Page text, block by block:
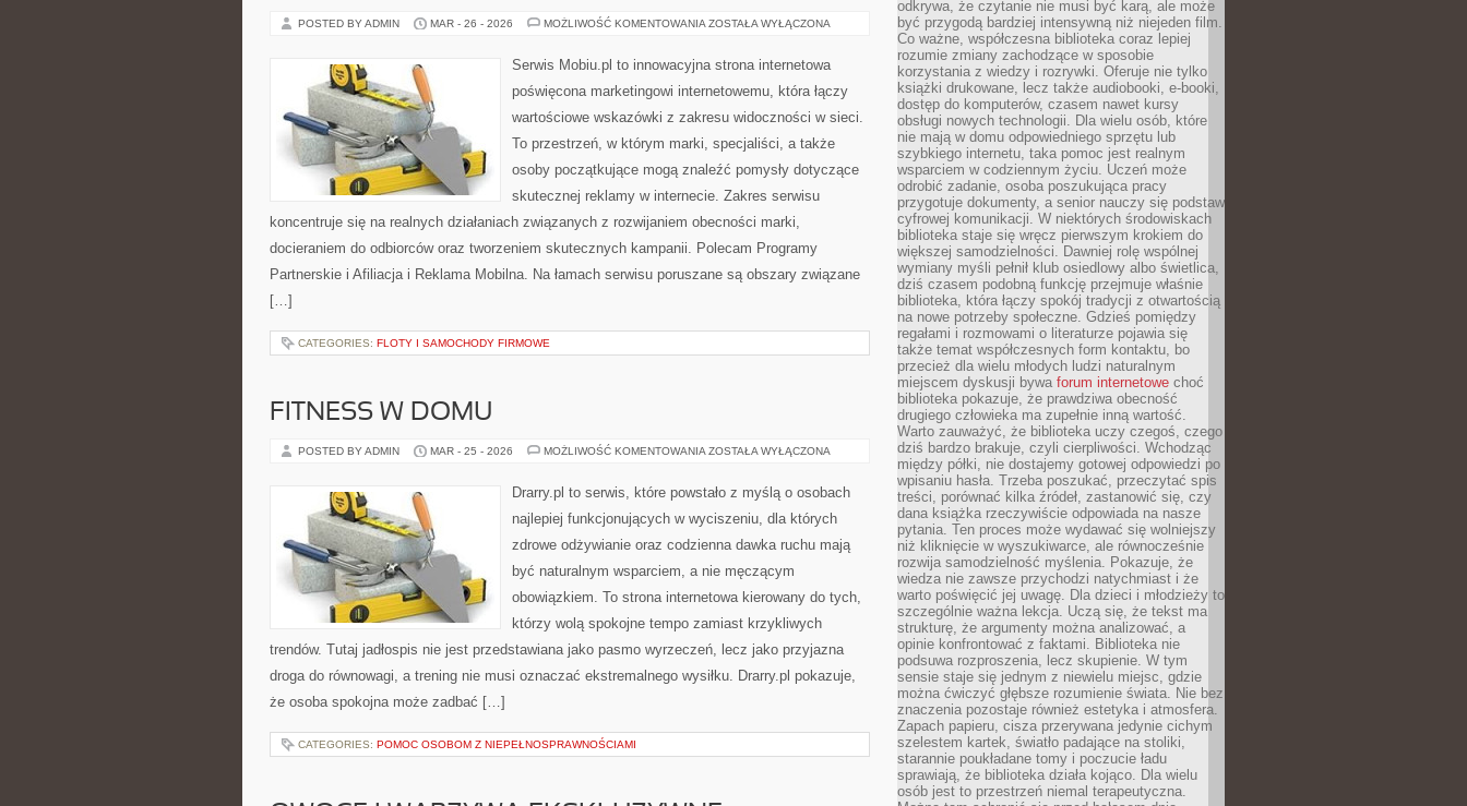
POSTED BY ADMIN MAR - 26 - 2026 MOŻLIWOŚĆ KOMENTOWANIA E-
AUTOMATYZACJA
ZOSTAŁA WYŁĄCZONA
Serwis Mobiu.pl to innowacyjna strona internetowa
poświęcona marketingowi internetowemu, która łączy
wartościowe wskazówki z zakresu widoczności w sieci.
To przestrzeń, w którym marki, specjaliści, a także
osoby początkujące mogą znaleźć pomysły dotyczące
skutecznej reklamy w internecie. Zakres serwisu
koncentruje się na realnych działaniach związanych z rozwijaniem obecności marki,
docieraniem do odbiorców oraz tworzeniem skutecznych kampanii. Polecam Programy
Partnerskie i Afiliacja i Reklama Mobilna. Na łamach serwisu poruszane są obszary związane
[…]
CATEGORIES: FLOTY I SAMOCHODY FIRMOWE
FITNESS W DOMU
POSTED BY ADMIN MAR - 25 - 2026 MOŻLIWOŚĆ KOMENTOWANIA FITNESS
ZOSTAŁA WYŁĄCZONA
Drarry.pl to serwis, które powstało z myślą o osobach
najlepiej funkcjonujących w wyciszeniu, dla których
zdrowe odżywianie oraz codzienna dawka ruchu mają
być naturalnym wsparciem, a nie męczącym
obowiązkiem. To strona internetowa kierowany do tych,
którzy wolą spokojne tempo zamiast krzykliwych
trendów. Tutaj jadłospis nie jest przedstawiana jako pasmo wyrzeczeń, lecz jako przyjazna
droga do równowagi, a trening nie musi oznaczać ekstremalnego wysiłku. Drarry.pl pokazuje,
że osoba spokojna może zadbać […]
CATEGORIES: POMOC OSOBOM Z NIEPEŁNOSPRAWNOŚCIAMI
odkrywa, że czytanie nie musi być karą, ale może
być przygodą bardziej intensywną niż niejeden film.
Co ważne, współczesna biblioteka coraz lepiej
rozumie zmiany zachodzące w sposobie
korzystania z wiedzy i rozrywki. Oferuje nie tylko
książki drukowane, lecz także audiobooki, e-booki,
dostęp do komputerów, czasem nawet kursy
obsługi nowych technologii. Dla wielu osób, które
nie mają w domu odpowiedniego sprzętu lub
szybkiego internetu, taka pomoc jest realnym
wsparciem w codziennym życiu. Uczeń może
odrobić zadanie, osoba poszukująca pracy
przygotuje dokumenty, a senior nauczy się podstaw
cyfrowej komunikacji. W niektórych środowiskach
biblioteka staje się wręcz pierwszym krokiem do
większej samodzielności. Dawniej rolę wspólnej
wymiany myśli pełnił klub osiedlowy albo świetlica,
dziś czasem podobną funkcję przejmuje właśnie
biblioteka, która łączy spokój tradycji z otwartością
na nowe potrzeby społeczne. Gdzieś pomiędzy
regałami i rozmowami o literaturze pojawia się
także temat współczesnych form kontaktu, bo
przecież dla wielu młodych ludzi naturalnym
miejscem dyskusji bywa forum internetowe choć
biblioteka pokazuje, że prawdziwa obecność
drugiego człowieka ma zupełnie inną wartość.
Warto zauważyć, że biblioteka uczy czegoś, czego
dziś bardzo brakuje, czyli cierpliwości. Wchodząc
między półki, nie dostajemy gotowej odpowiedzi po
wpisaniu hasła. Trzeba poszukać, przeczytać spis
treści, porównać kilka źródeł, zastanowić się, czy
dana książka rzeczywiście odpowiada na nasze
pytania. Ten proces może wydawać się wolniejszy
niż kliknięcie w wyszukiwarce, ale równocześnie
rozwija samodzielność myślenia. Pokazuje, że
wiedza nie zawsze przychodzi natychmiast i że
warto poświęcić jej uwagę. Dla dzieci i młodzieży to
szczególnie ważna lekcja. Uczą się, że tekst ma
strukturę, że argumenty można analizować, a
opinie konfrontować z faktami. Biblioteka nie
podsuwa rozproszenia, lecz skupienie. W tym
sensie staje się jednym z niewielu miejsc, gdzie
można ćwiczyć głębsze rozumienie świata. Nie bez
znaczenia pozostaje również estetyka i atmosfera.
Zapach papieru, cisza przerywana jedynie cichym
szelestem kartek, światło padające na stoliki,
starannie poukładane tomy i poczucie ładu
sprawiają, że biblioteka działa kojąco. Dla wielu
osób jest to przestrzeń niemal terapeutyczna.